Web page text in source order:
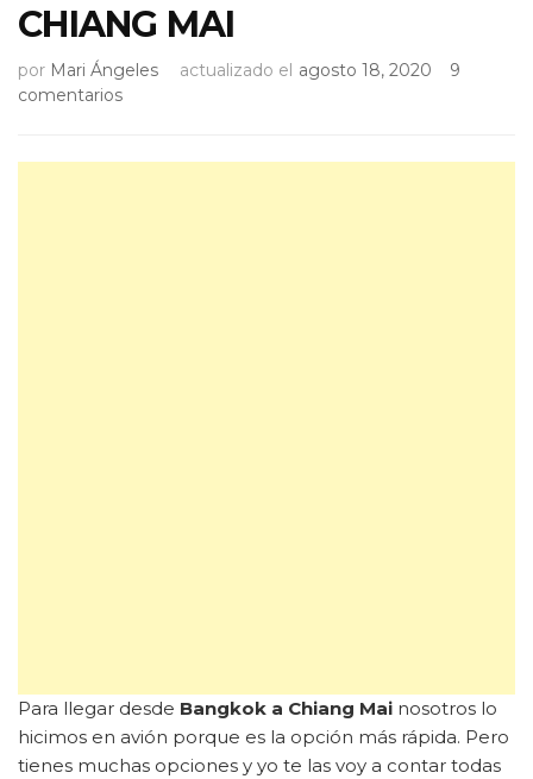
CHIANG MAI
por Mari Ángeles actualizado el agosto 18, 2020
9
comentariosen
Para llegar desde Bangkok a Chiang Mai nosotros lo
hicimos en avión porque es la opción más rápida. Pero
tienes muchas opciones y yo te las voy a contar todas